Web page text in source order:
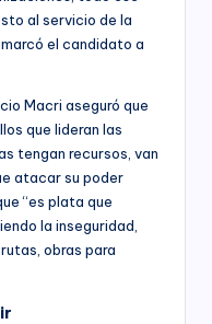
al servicio de la
el candidato a
Macri aseguró que
que lideran las
tengan recursos, van
atacar su poder
“es plata que
la inseguridad,
obras para